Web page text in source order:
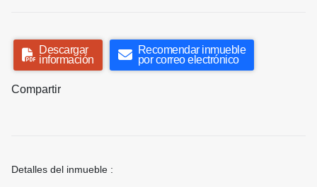
Descargar
información
Recomendar inmueble
por correo electrónico
Compartir
Detalles del inmueble :